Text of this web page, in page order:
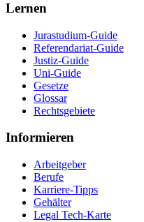
Lernen
Jurastudium-Guide
Referendariat-Guide
Justiz-Guide
Uni-Guide
Gesetze
Glossar
Rechtsgebiete
Informieren
Arbeitgeber
Berufe
Karriere-Tipps
Gehälter
Legal Tech-Karte